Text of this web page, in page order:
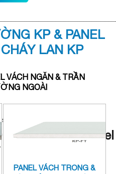
lượng trung bình:
- 800.000 m2 panel
KP & PANEL
LAN KP
VÁCH NGĂN & TRẦN
NGOÀI
PANEL VÁCH TRONG &